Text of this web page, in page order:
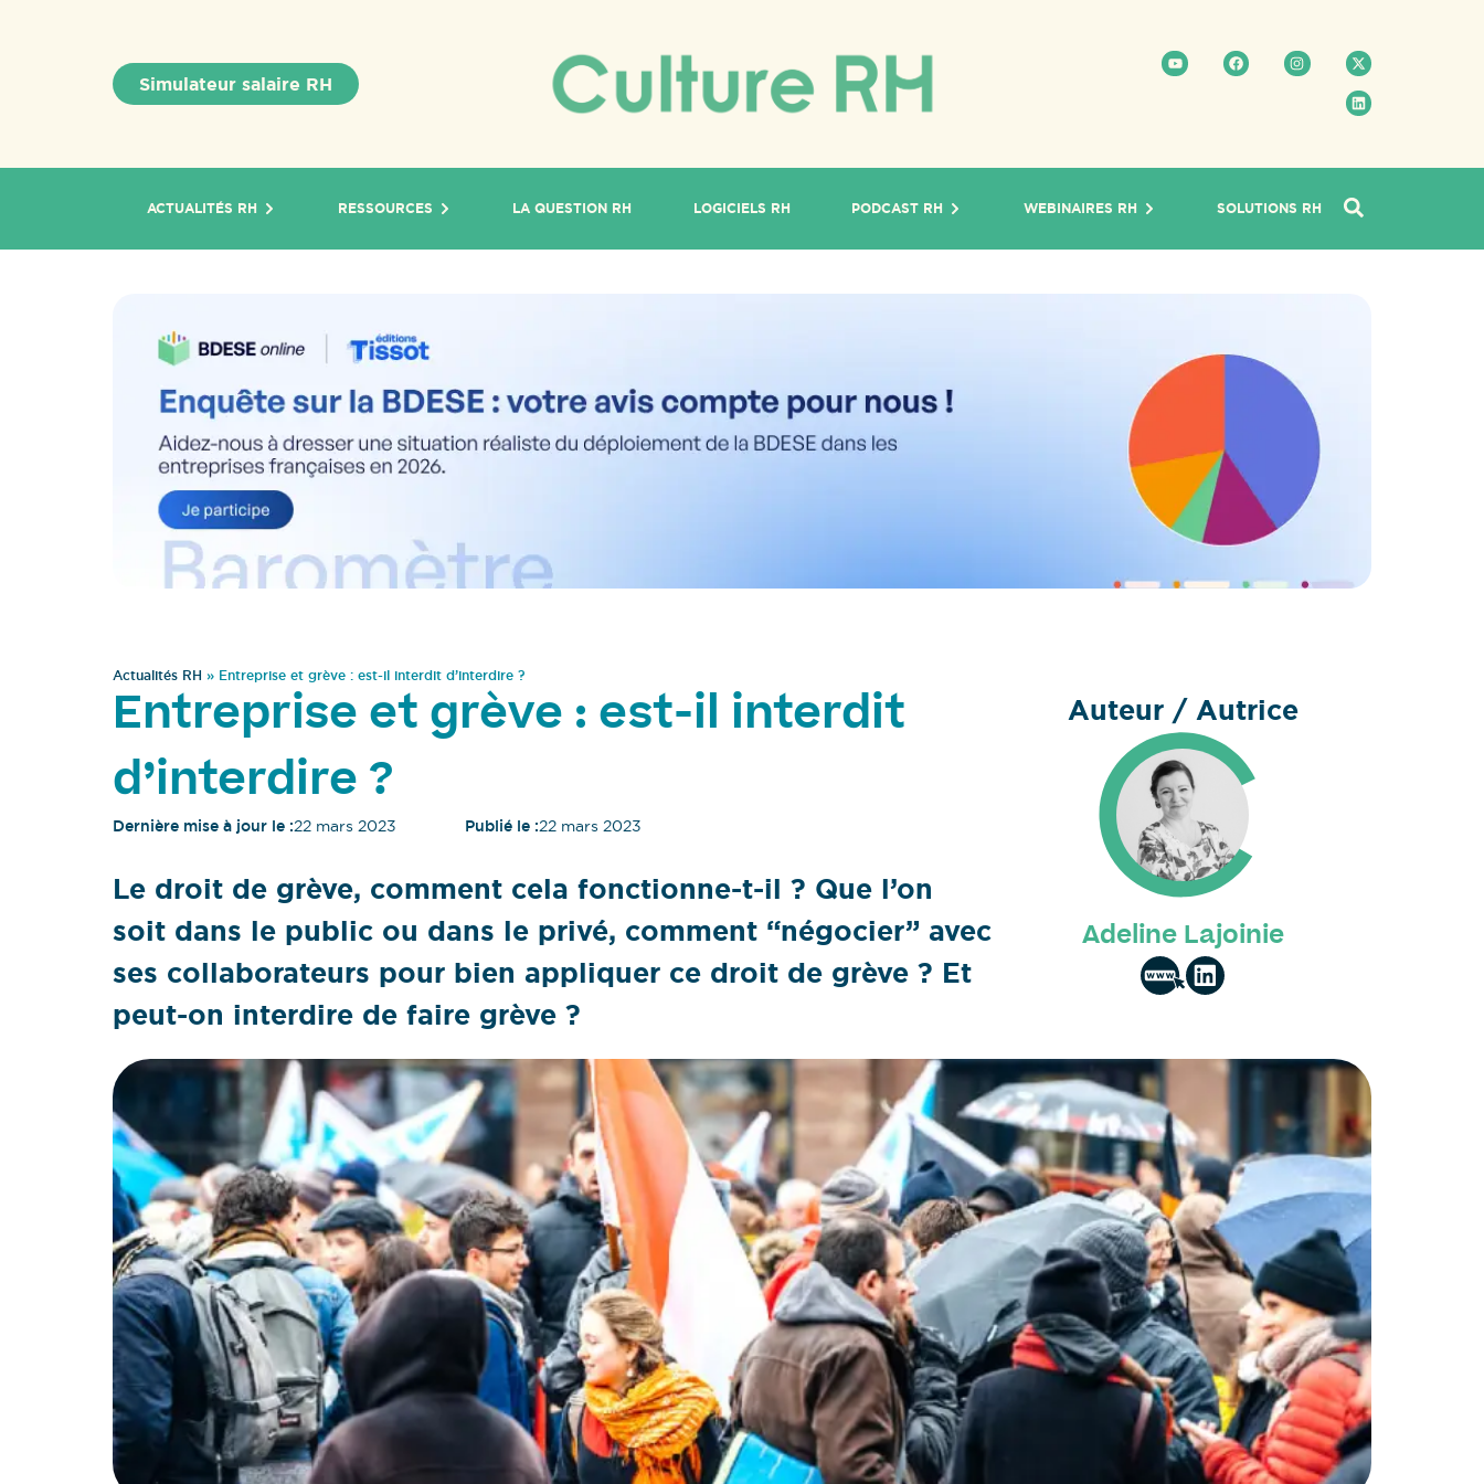
Simulateur salaire RH
ACTUALITÉS RH RESSOURCES LA QUESTION RH LOGICIELS RH PODCAST RH WEBINAIRES RH SOLUTIONS RH
Actualités RH » Entreprise et grève : est-il interdit d’interdire ?
Entreprise et grève : est-il interdit
d’interdire ?
Dernière mise à jour le :22 mars 2023 Publié le :22 mars 2023
Le droit de grève, comment cela fonctionne-t-il ? Que l’on
soit dans le public ou dans le privé, comment “négocier” avec
ses collaborateurs pour bien appliquer ce droit de grève ? Et
peut-on interdire de faire grève ?
Auteur / Autrice
Adeline Lajoinie